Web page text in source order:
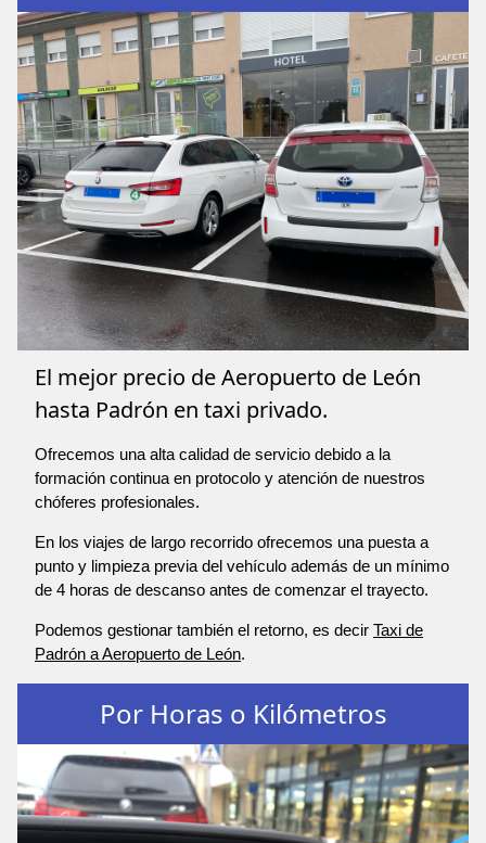
El mejor precio de Aeropuerto de León
hasta Padrón en taxi privado.
Ofrecemos una alta calidad de servicio debido a la
formación continua en protocolo y atención de nuestros
chóferes profesionales.
En los viajes de largo recorrido ofrecemos una puesta a
punto y limpieza previa del vehículo además de un mínimo
de 4 horas de descanso antes de comenzar el trayecto.
Podemos gestionar también el retorno, es decir Taxi de
Padrón a Aeropuerto de León.
Por Horas o Kilómetros